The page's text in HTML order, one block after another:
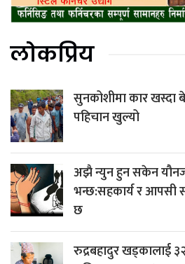
लोकप्रिय
सुनकोशीमा कार खस्दा
पहिचान खुल्यो
अझै न्युन हुन सकेन
भन्छ:सहकार्य र आपसी
छ
रुद्रबहादुर खड्कालाई